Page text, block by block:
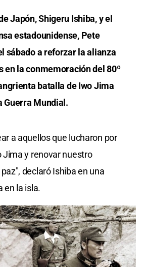
Japón, Shigeru Ishiba, y el
estadounidense, Pete
sábado a reforzar la alianza
en la conmemoración del 80º
batalla de Iwo Jima
Guerra Mundial.
a aquellos que lucharon por
Jima y renovar nuestro
declaró Ishiba en una
en la isla.